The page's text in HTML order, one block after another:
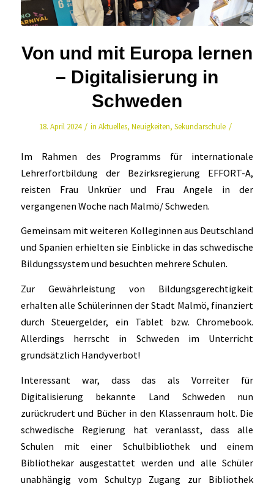
Von und mit Europa lernen
– Digitalisierung in
Schweden
18. April 2024 / in Aktuelles, Neuigkeiten, Sekundarschule /
Im Rahmen des Programms für internationale
Lehrerfortbildung der Bezirksregierung EFFORT-A,
reisten Frau Unkrüer und Frau Angele in der
vergangenen Woche nach Malmö/ Schweden.
Gemeinsam mit weiteren Kolleginnen aus Deutschland
und Spanien erhielten sie Einblicke in das schwedische
Bildungssystem und besuchten mehrere Schulen.
Zur Gewährleistung von Bildungsgerechtigkeit
erhalten alle Schülerinnen der Stadt Malmö, finanziert
durch Steuergelder, ein Tablet bzw. Chromebook.
Allerdings herrscht in Schweden im Unterricht
grundsätzlich Handyverbot!
Interessant war, dass das als Vorreiter für
Digitalisierung bekannte Land Schweden nun
zurückrudert und Bücher in den Klassenraum holt. Die
schwedische Regierung hat veranlasst, dass alle
Schulen mit einer Schulbibliothek und einem
Bibliothekar ausgestattet werden und alle Schüler
unabhängig vom Schultyp Zugang zur Bibliothek